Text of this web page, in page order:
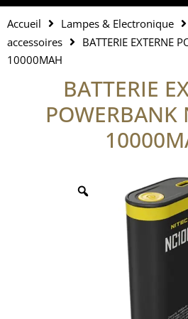
Accueil Lampes & Electronique
accessoires
BATTERIE EXTERNE
10000MAH
BATTERIE
POWERBANK